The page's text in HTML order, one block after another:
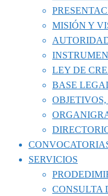
MISIÓN Y
LEY DE
BASE
SERVICIOS
CONSULTA